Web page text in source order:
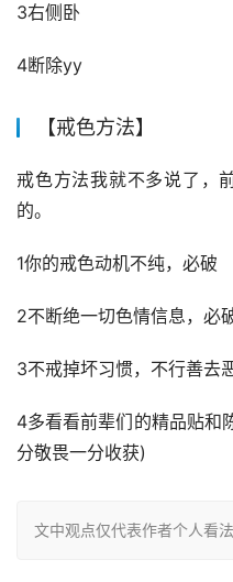
3右侧卧
4断除yy
【戒色方法】
戒色方法我就不多说了，
的。
1你的戒色动机不纯，必破
2不断绝一切色情信息，必
3不戒掉坏习惯，不行善去
4多看看前辈们的精品贴和
分敬畏一分收获)
文中观点仅代表作者个人看